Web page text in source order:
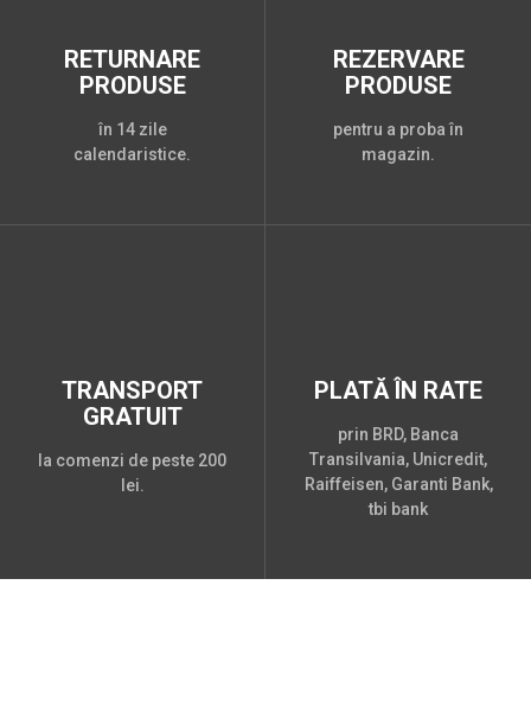
RETURNARE
PRODUSE
în 14 zile
calendaristice.
REZERVARE
PRODUSE
pentru a proba în
magazin.
TRANSPORT
GRATUIT
la comenzi de peste 200
lei.
PLATĂ ÎN RATE
prin BRD, Banca
Transilvania, Unicredit,
Raiffeisen, Garanti Bank,
tbi bank